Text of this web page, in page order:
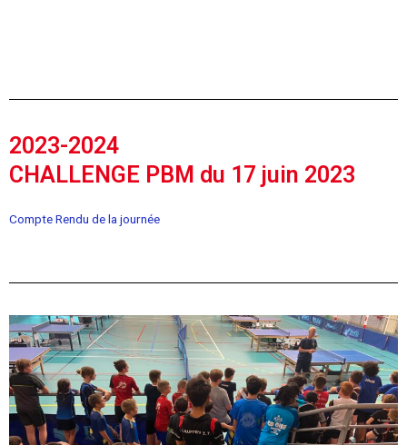
2023-2024
CHALLENGE PBM du 17 juin 2023
Compte Rendu de la journée